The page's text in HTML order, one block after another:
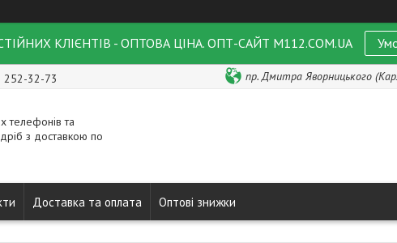
КЛІЄНТІВ - ОПТОВА ЦІНА. ОПТ-САЙТ M112.COM.UA
252-32-73 пр. Дмитра Яворницького
телефонів та
з доставкою по
Доставка та оплата Оптові знижки